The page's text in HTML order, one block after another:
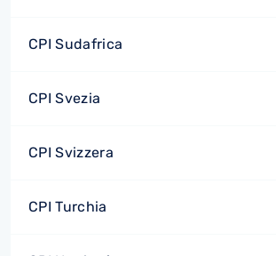
CPI Sudafrica
CPI Svezia
CPI Svizzera
CPI Turchia